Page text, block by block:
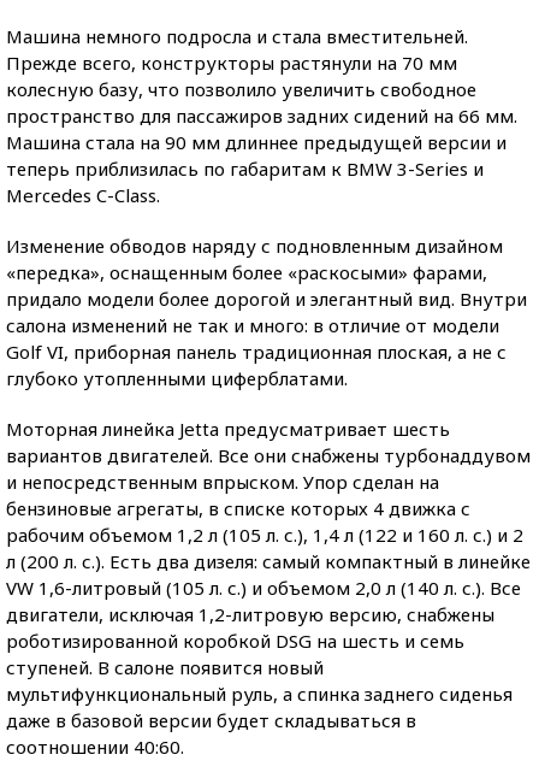
Машина немного подросла и стала вместительней.
Прежде всего, конструкторы растянули на 70 мм
колесную базу, что позволило увеличить свободное
пространство для пассажиров задних сидений на 66 мм.
Машина стала на 90 мм длиннее предыдущей версии и
теперь приблизилась по габаритам к BMW 3-Series и
Mercedes C-Class.
Изменение обводов наряду с подновленным дизайном
«передка», оснащенным более «раскосыми» фарами,
придало модели более дорогой и элегантный вид. Внутри
салона изменений не так и много: в отличие от модели
Golf VI, приборная панель традиционная плоская, а не с
глубоко утопленными циферблатами.
Моторная линейка Jetta предусматривает шесть
вариантов двигателей. Все они снабжены турбонаддувом
и непосредственным впрыском. Упор сделан на
бензиновые агрегаты, в списке которых 4 движка с
рабочим объемом 1,2 л (105 л. с.), 1,4 л (122 и 160 л. с.) и 2
л (200 л. с.). Есть два дизеля: самый компактный в линейке
VW 1,6-литровый (105 л. с.) и объемом 2,0 л (140 л. с.). Все
двигатели, исключая 1,2-литровую версию, снабжены
роботизированной коробкой DSG на шесть и семь
ступеней. В салоне появится новый
мультифункциональный руль, а спинка заднего сиденья
даже в базовой версии будет складываться в
соотношении 40:60.